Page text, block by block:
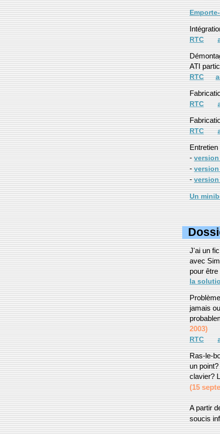
RTC
ATI
RTC
RTC
RTC
-version
-version
-version
Un
J'ai un
avec
pour être
la
jamais
2003)
RTC
Ras-le-
un
clavier?
(15
A partir
soucis